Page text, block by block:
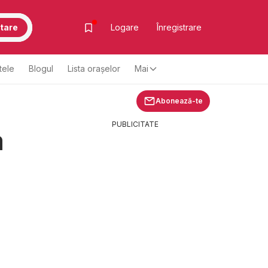
Logare Înregistrare
Blogul Lista oraşelor Mai
Abonează-te
PUBLICITATE